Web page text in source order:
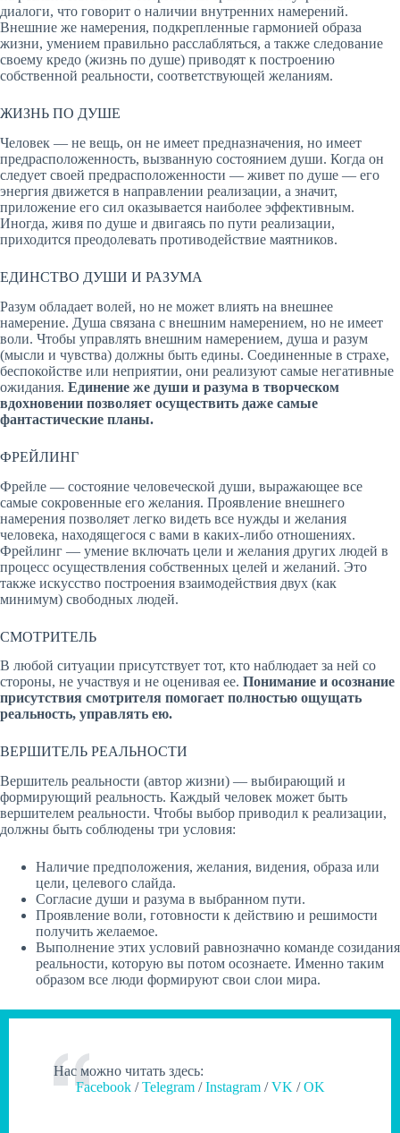
диалоги, что говорит о наличии внутренних намерений.
Внешние же намерения, подкрепленные гармонией образа
жизни, умением правильно расслабляться, а также следование
своему кредо (жизнь по душе) приводят к построению
собственной реальности, соответствующей желаниям.
ЖИЗНЬ ПО ДУШЕ
Человек — не вещь, он не имеет предназначения, но имеет
предрасположенность, вызванную состоянием души. Когда он
следует своей предрасположенности — живет по душе — его
энергия движется в направлении реализации, а значит,
приложение его сил оказывается наиболее эффективным.
Иногда, живя по душе и двигаясь по пути реализации,
приходится преодолевать противодействие маятников.
ЕДИНСТВО ДУШИ И РАЗУМА
Разум обладает волей, но не может влиять на внешнее
намерение. Душа связана с внешним намерением, но не имеет
воли. Чтобы управлять внешним намерением, душа и разум
(мысли и чувства) должны быть едины. Соединенные в страхе,
беспокойстве или неприятии, они реализуют самые негативные
ожидания. Единение же души и разума в творческом
вдохновении позволяет осуществить даже самые
фантастические планы.
ФРЕЙЛИНГ
Фрейле — состояние человеческой души, выражающее все
самые сокровенные его желания. Проявление внешнего
намерения позволяет легко видеть все нужды и желания
человека, находящегося с вами в каких-либо отношениях.
Фрейлинг — умение включать цели и желания других людей в
процесс осуществления собственных целей и желаний. Это
также искусство построения взаимодействия двух (как
минимум) свободных людей.
СМОТРИТЕЛЬ
В любой ситуации присутствует тот, кто наблюдает за ней со
стороны, не участвуя и не оценивая ее. Понимание и осознание
присутствия смотрителя помогает полностью ощущать
реальность, управлять ею.
ВЕРШИТЕЛЬ РЕАЛЬНОСТИ
Вершитель реальности (автор жизни) — выбирающий и
формирующий реальность. Каждый человек может быть
вершителем реальности. Чтобы выбор приводил к реализации,
должны быть соблюдены три условия:
Наличие предположения, желания, видения, образа или
цели, целевого слайда.
Согласие души и разума в выбранном пути.
Проявление воли, готовности к действию и решимости
получить желаемое.
Выполнение этих условий равнозначно команде созидания
реальности, которую вы потом осознаете. Именно таким
образом все люди формируют свои слои мира.
Нас можно читать здесь:
Facebook/Telegram/Instagram/VK /OK